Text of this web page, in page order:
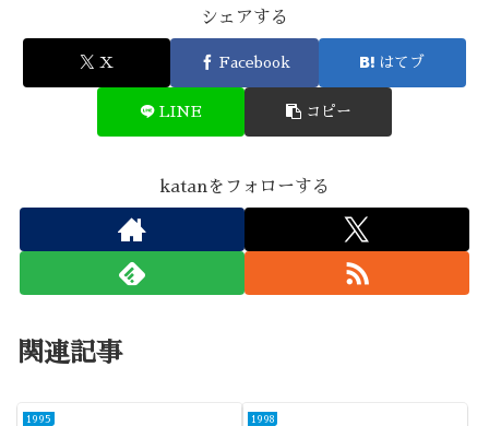
シェアする
X Facebook はてブ
LINE コピー
katanをフォローする
関連記事
1995 1998